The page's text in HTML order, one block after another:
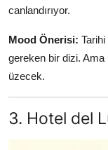
canlandırıyor.
Mood Önerisi: Tarihi
gereken bir dizi. Ama
üzecek.
3. Hotel del